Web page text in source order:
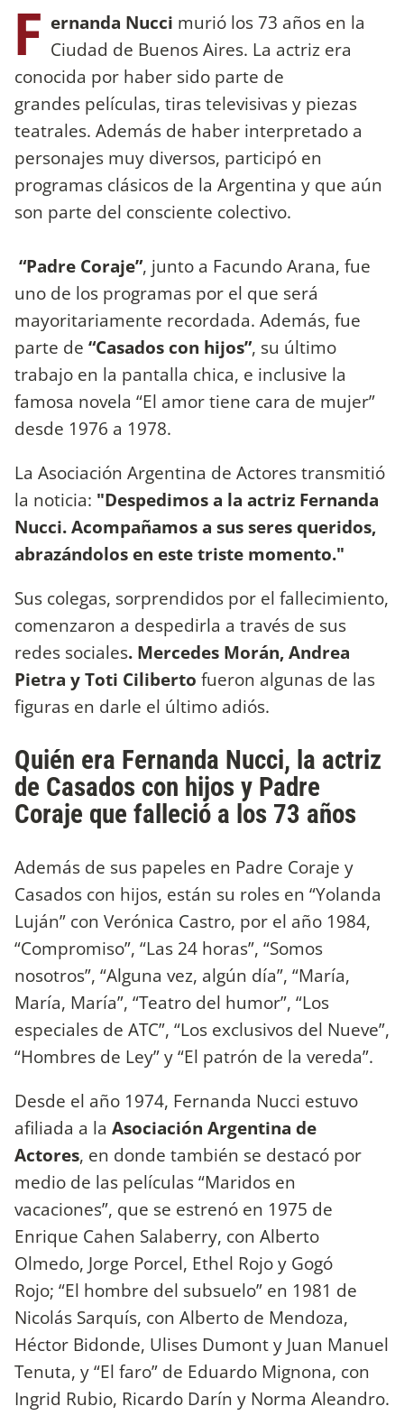
F ernanda Nucci murió los 73 años en la
Ciudad de Buenos Aires. La actriz era
conocida por haber sido parte de
grandes películas, tiras televisivas y piezas
teatrales. Además de haber interpretado a
personajes muy diversos, participó en
programas clásicos de la Argentina y que aún
son parte del consciente colectivo.
“Padre Coraje”, junto a Facundo Arana, fue
uno de los programas por el que será
mayoritariamente recordada. Además, fue
parte de “Casados con hijos”, su último
trabajo en la pantalla chica, e inclusive la
famosa novela “El amor tiene cara de mujer”
desde 1976 a 1978.
La Asociación Argentina de Actores transmitió
la noticia: "Despedimos a la actriz Fernanda
Nucci. Acompañamos a sus seres queridos,
abrazándolos en este triste momento."
Sus colegas, sorprendidos por el fallecimiento,
comenzaron a despedirla a través de sus
redes sociales. Mercedes Morán, Andrea
Pietra y Toti Ciliberto fueron algunas de las
figuras en darle el último adiós.
Quién era Fernanda Nucci, la actriz
de Casados con hijos y Padre
Coraje que falleció a los 73 años
Además de sus papeles en Padre Coraje y
Casados con hijos, están su roles en “Yolanda
Luján” con Verónica Castro, por el año 1984,
“Compromiso”, “Las 24 horas”, “Somos
nosotros”, “Alguna vez, algún día”, “María,
María, María”, “Teatro del humor”, “Los
especiales de ATC”, “Los exclusivos del Nueve”,
“Hombres de Ley” y “El patrón de la vereda”.
Desde el año 1974, Fernanda Nucci estuvo
afiliada a la Asociación Argentina de
Actores, en donde también se destacó por
medio de las películas “Maridos en
vacaciones”, que se estrenó en 1975 de
Enrique Cahen Salaberry, con Alberto
Olmedo, Jorge Porcel, Ethel Rojo y Gogó
Rojo; “El hombre del subsuelo” en 1981 de
Nicolás Sarquís, con Alberto de Mendoza,
Héctor Bidonde, Ulises Dumont y Juan Manuel
Tenuta, y “El faro” de Eduardo Mignona, con
Ingrid Rubio, Ricardo Darín y Norma Aleandro.